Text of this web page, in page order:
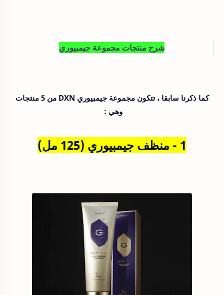
شرح منتجات مجموعة جيمبيوري
كما ذكرنا سابقا ، تتكون مجموعة جيمبيوري DXN من 5 منتجات
وهي :
1 - منظف جيمبيوري (125 مل)